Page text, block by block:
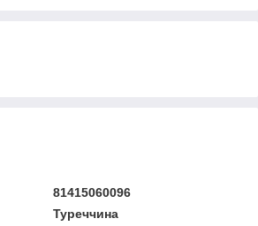
81415060096
Туреччина